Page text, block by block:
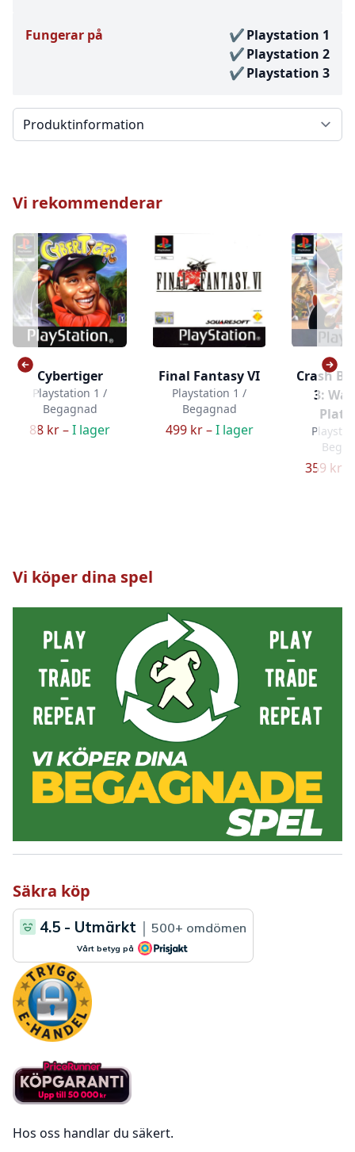
Fungerar på
Playstation 1
Playstation 2
Playstation 3
Välj en flik
Vi rekommenderar
Cybertiger
Playstation 1 /
Begagnad
88 kr –I lager
Final Fantasy VI
Playstation 1 /
Begagnad
499 kr –I lager
Crash
3:
359 kr –
Vi köper dina spel
Säkra köp
Hos oss handlar du säkert.